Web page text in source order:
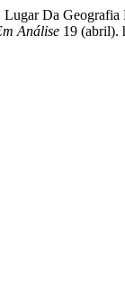
Da Geografia
Análise 19 (abril).